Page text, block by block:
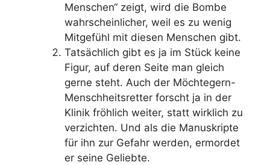
Menschen“ zeigt, wird die Bombe
wahrscheinlicher, weil es zu wenig
Mitgefühl mit diesen Menschen gibt.
Tatsächlich gibt es ja im Stück keine
Figur, auf deren Seite man gleich
gerne steht. Auch der Möchtegern-
Menschheitsretter forscht ja in der
Klinik fröhlich weiter, statt wirklich zu
verzichten. Und als die Manuskripte
für ihn zur Gefahr werden, ermordet
er seine Geliebte.